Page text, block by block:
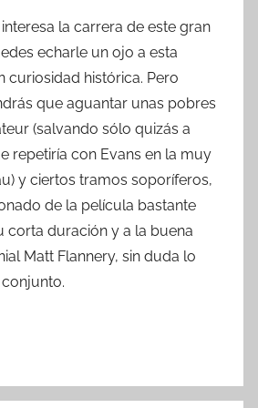
la carrera de este gran
echarle un ojo a esta
curiosidad histórica. Pero
que aguantar unas pobres
(salvando sólo quizás a
repetiría con Evans en la muy
y ciertos tramos soporíferos,
de la película bastante
corta duración y a la buena
Matt Flannery, sin duda lo